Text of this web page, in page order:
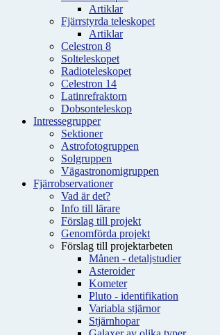
Artiklar
Fjärrstyrda teleskopet
Artiklar
Celestron 8
Solteleskopet
Radioteleskopet
Celestron 14
Latinrefraktorn
Dobsonteleskop
Intressegrupper
Sektioner
Astrofotogruppen
Solgruppen
Vägastronomigruppen
Fjärrobservationer
Vad är det?
Info till lärare
Förslag till projekt
Genomförda projekt
Förslag till projektarbeten
Månen - detaljstudier
Asteroider
Kometer
Pluto - identifikation
Variabla stjärnor
Stjärnhopar